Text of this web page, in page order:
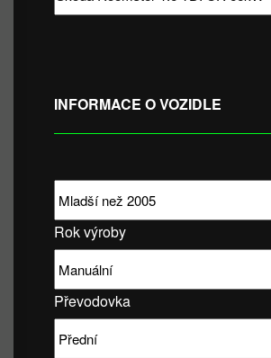
INFORMACE O VOZIDLE
Rok výroby
Převodovka